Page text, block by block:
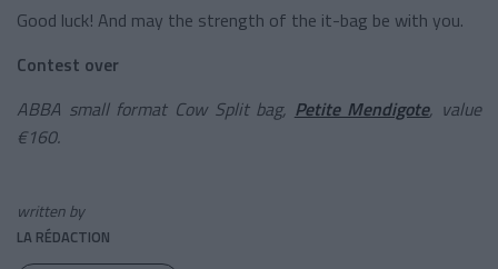
Good luck! And may the strength of the it-bag be with you.
Contest over
ABBA small format Cow Split bag, Petite Mendigote, value
€160.
written by
LA RÉDACTION